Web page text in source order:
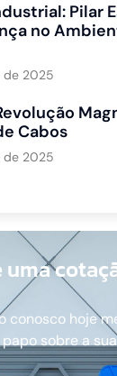
Pilar
no
de 2025
Cabos
de 2025
uma
conosco hoje
sobre a sua